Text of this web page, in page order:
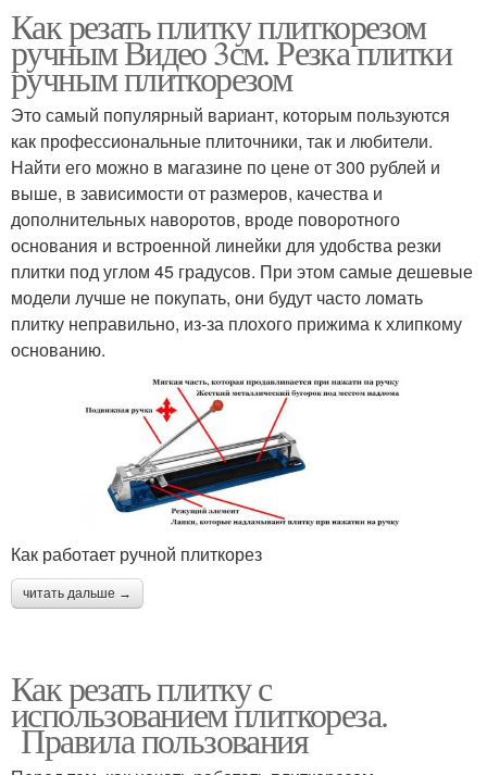
Как резать плитку плиткорезом
ручным Видео 3см. Резка плитки
ручным плиткорезом
Это самый популярный вариант, которым пользуются
как профессиональные плиточники, так и любители.
Найти его можно в магазине по цене от 300 рублей и
выше, в зависимости от размеров, качества и
дополнительных наворотов, вроде поворотного
основания и встроенной линейки для удобства резки
плитки под углом 45 градусов. При этом самые дешевые
модели лучше не покупать, они будут часто ломать
плитку неправильно, из-за плохого прижима к хлипкому
основанию.
Как работает ручной плиткорез
читать дальше →
Как резать плитку с
использованием плиткореза.
Правила пользования